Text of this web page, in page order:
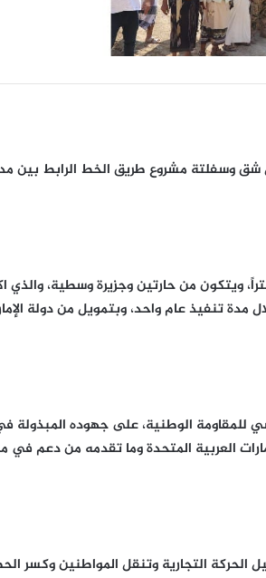
شق وسفلتة مشروع طريق الخط الرابط بين
من المهندس المختص إلى شرح عن مراحل تنفيذ المشروع الثلاث، والممتد على طول 37 كيلو متراً، ويتكون من حارتين
تنفيذ عام واحد، وبتمويل من دولة
الوطنية، على جهوده المبذولة
العربية المتحدة وما تقدمه من دعم في
التجارية وتنقل المواطنين وكسر